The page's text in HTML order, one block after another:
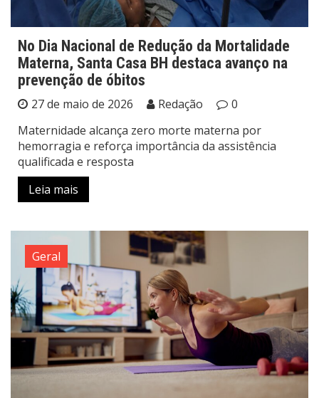
No Dia Nacional de Redução da Mortalidade
Materna, Santa Casa BH destaca avanço na
prevenção de óbitos
27 de maio de 2026 Redação
0
Maternidade alcança zero morte materna por
hemorragia e reforça importância da assistência
qualificada e resposta
Leia mais
Geral